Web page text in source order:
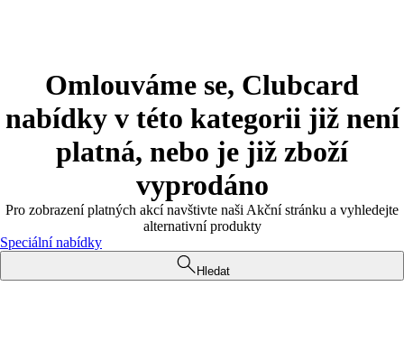
Omlouváme se, Clubcard
nabídky v této kategorii již není
platná, nebo je již zboží
vyprodáno
Pro zobrazení platných akcí navštivte naši Akční stránku a vyhledejte
alternativní produkty
Speciální nabídky
Hledat